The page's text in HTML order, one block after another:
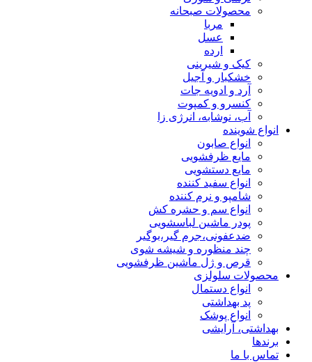
محصولات صبحانه
مربا
عسل
ارده
کیک و شیرینی
خشکبار و آجیل
آرد و ادویه جات
کنسرو و کمپوت
آب، نوشابه، انرژی زا
انواع شوینده
انواع صابون
مایع ظرفشویی
مایع دستشویی
انواع سفید کننده
شامپو و نرم کننده
انواع سم و حشره کش
پودر ماشین لباسشویی
ضدعفونی،جرم گیر،بوگیر
چند منظوره و شیشه شوی
قرص و ژل ماشین ظرفشویی
محصولات سلولزی
انواع دستمال
پد بهداشتی
انواع پوشک
بهداشتی، آرایشی
برندها
تماس با ما